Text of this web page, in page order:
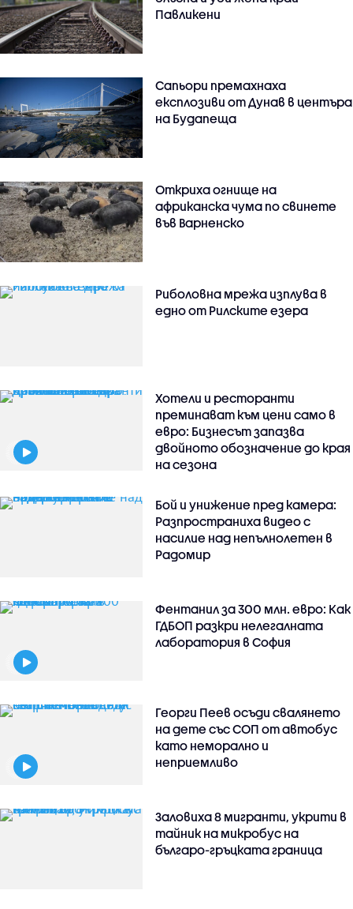
Павликени
Сапьори премахнаха
експлозиви от Дунав в центъра
на Будапеща
Откриха огнище на
африканска чума по свинете
във Варненско
Риболовна мрежа изплува в
едно от Рилските езера
Хотели и ресторанти
преминават към цени само в
евро: Бизнесът запазва
двойното обозначение до края
на сезона
Бой и унижение пред камера:
Разпространиха видео с
насилие над непълнолетен в
Радомир
Фентанил за 300 млн. евро: Как
ГДБОП разкри нелегалната
лаборатория в София
Георги Пеев осъди свалянето
на дете със СОП от автобус
като неморално и
неприемливо
Заловиха 8 мигранти, укрити в
тайник на микробус на
българо-гръцката граница